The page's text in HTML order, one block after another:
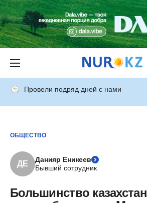
Провели подряд дней с нами
ОБЩЕСТВО
ДЕ
Данияр Еникеев
Бывший сотрудник
Большинство